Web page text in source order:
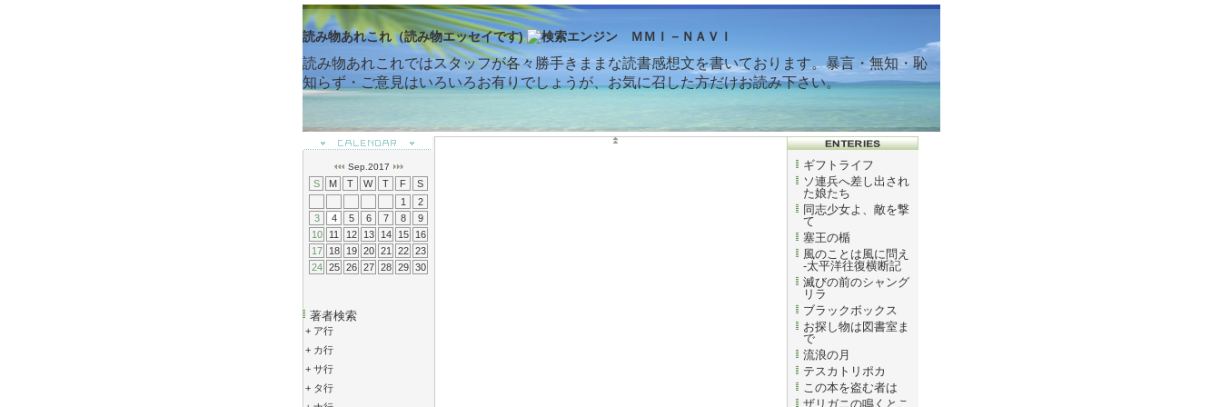
読み物あれこれ（読み物エッセイです)
読み物あれこれではスタッフが各々勝手きままな読書感想文を書いております。暴言・無知・恥
知らず・ご意見はいろいろお有りでしょうが、お気に召した方だけお読み下さい。
Sep.2017
S M T W T F
S
1
2
3
4 5 6 7 8
9
10
11 12 13 14 15
16
17
18 19 20 21 22
23
24
25 26 27 28 29 30
著者検索
+ ア行
+ カ行
+ サ行
+ タ行
ギフトライフ
ソ連兵へ差し出され
た娘たち
同志少女よ、敵を撃
て
塞王の楯
風のことは風に問え
-太平洋往復横断記
滅びの前のシャング
リラ
ブラックボックス
お探し物は図書室ま
で
流浪の月
テスカトリポカ
この本を盗む者は
ザリガニの鳴くとこ